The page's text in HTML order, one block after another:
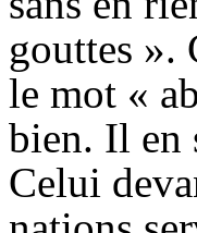
gouttes ».
le mot «
bien. Il en
Celui